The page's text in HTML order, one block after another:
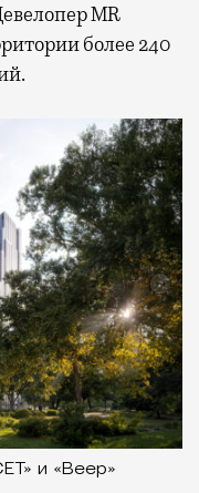
MR
более 240
и «Веер»